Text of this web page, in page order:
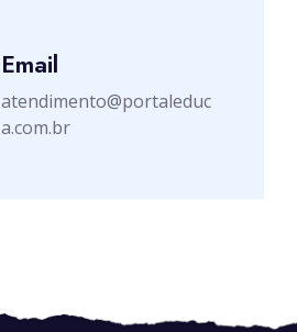
Email
atendimento@portaleduc
a.com.br